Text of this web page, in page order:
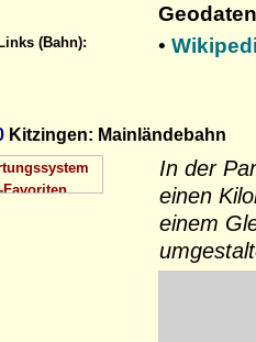
(Bahn): •
Kitzingen: Mainländebahn
In der
einen
einem